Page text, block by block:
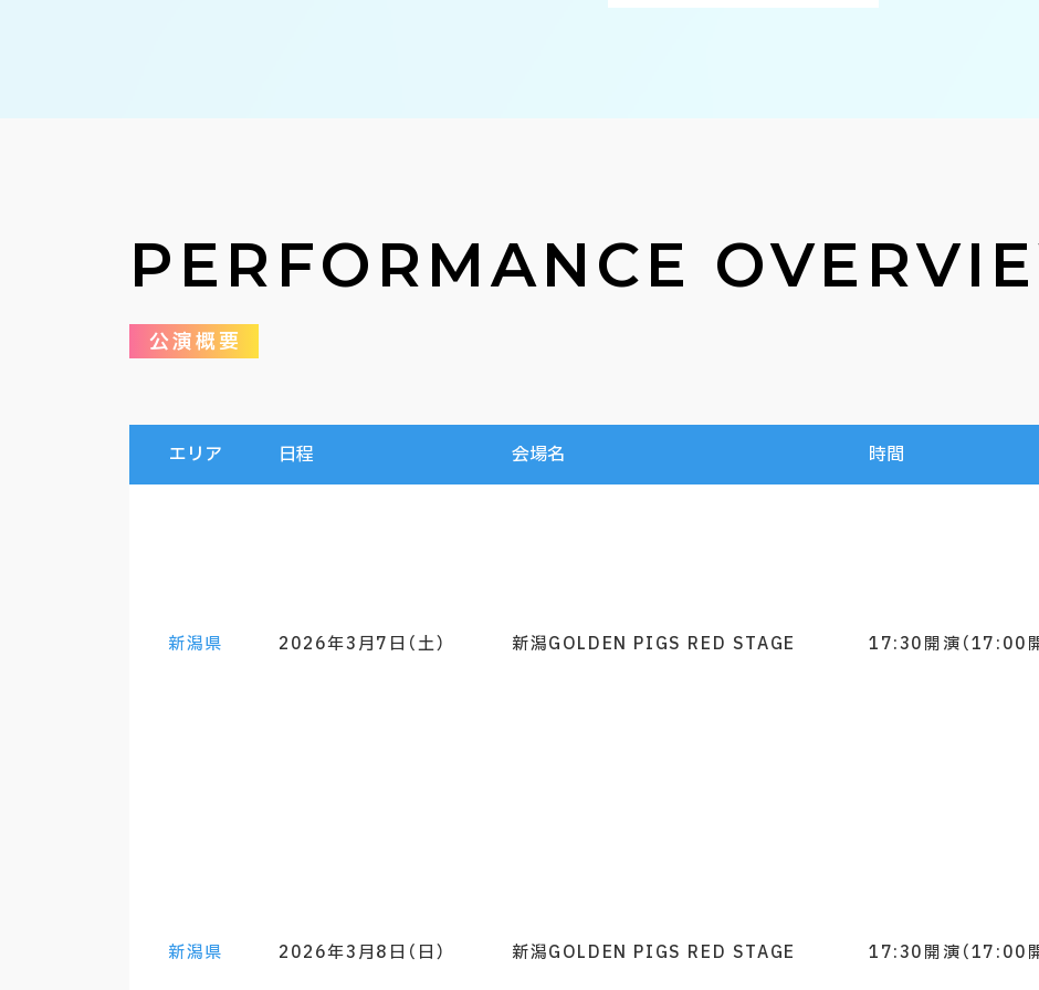
PERFORMANCE
公演概要
エリア 日程 会場名 時間
新潟県 2026年3月7日（土） 新潟GOLDEN PIGS RED STAGE 17:30開演（17:00開
新潟県 2026年3月8日（日） 新潟GOLDEN PIGS RED STAGE 17:30開演（17:00開